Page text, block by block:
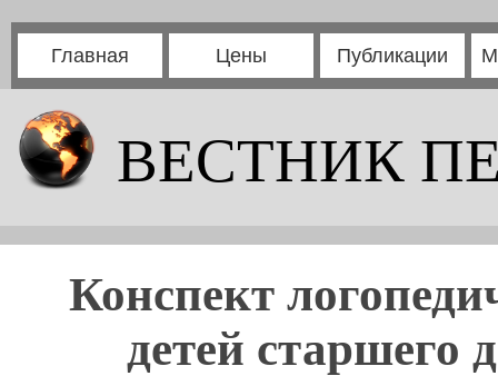
Главная Цены Публикации
ВЕСТНИК
Конспект
детей старшего